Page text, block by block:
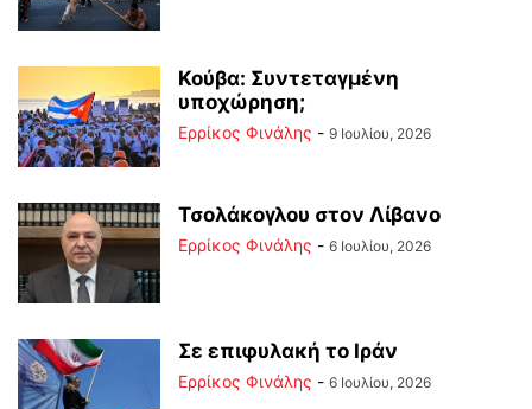
Κούβα: Συντεταγμένη
υποχώρηση;
Ερρίκος Φινάλης - 9 Ιουλίου, 2026
Τσολάκογλου στον Λίβανο
Ερρίκος Φινάλης - 6 Ιουλίου, 2026
Σε επιφυλακή το Ιράν
Ερρίκος Φινάλης - 6 Ιουλίου, 2026